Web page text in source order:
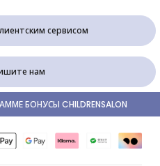
сервисом
нам
БОНУСЫ CHILDRENSALON